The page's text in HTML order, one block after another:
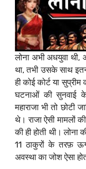
लोना अभी अधयुवा थी,
था, तभी उसके साथ
ही कोई कोर्ट या
घटनाओं की सुनवाई
महाराजा भी तो छोटी
थे। राजा ऐसी मामलों
की ही होती थी। लोना
11 ठाकुरों के तरफ़
अवस्था का जोश ऐसा